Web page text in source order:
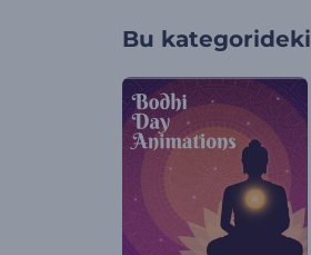
Bu kategorideki